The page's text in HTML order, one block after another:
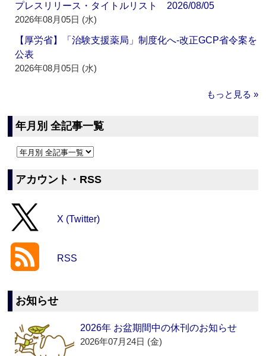
プレスリリース・タイトルリスト 2026/08/05
2026年08月05日 (水)
【厚労省】「治験支援薬局」制度化へ‐改正GCP省令案を
公表
2026年08月05日 (水)
もっと見る »
年月別 全記事一覧
アカウント・RSS
X (Twitter)
RSS
お知らせ
2026年 お盆期間中の休刊のお知らせ
2026年07月24日 (金)